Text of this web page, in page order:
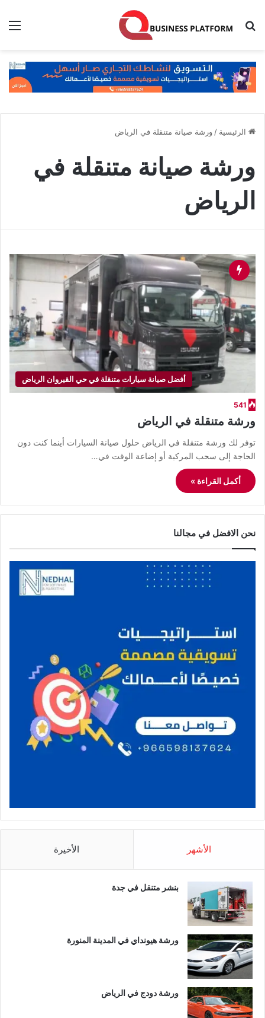
بحث عن
الرئيسية / ورشة صيانة متنقلة في الرياض
ورشة صيانة متنقلة في
الرياض
أفضل صيانة سيارات متنقلة في حي القيروان الرياض
541
ورشة متنقلة في الرياض
توفر لك ورشة متنقلة في الرياض حلول صيانة السيارات أينما كنت دون
الحاجة إلى سحب المركبة أو إضاعة الوقت في…
أكمل القراءة »
نحن الافضل في مجالنا
الأشهر الأخيرة
بنشر متنقل في جدة
ورشة هيونداي في المدينة المنورة
ورشة دودج في الرياض